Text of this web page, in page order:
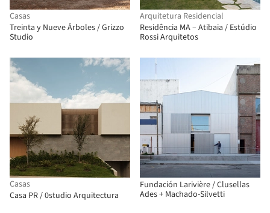
Casas
Treinta y Nueve Árboles / Grizzo
Studio
Arquitetura Residencial
Residência MA – Atibaia / Estúdio
Rossi Arquitetos
Casas
Casa PR / 0studio Arquitectura
Fundación Larivière / Clusellas
Ades + Machado-Silvetti